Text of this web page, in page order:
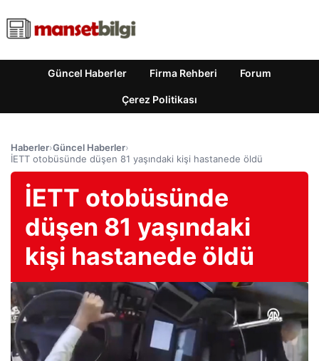
Güncel Haberler Firma Rehberi Forum
Çerez Politikası
Haberler›Güncel Haberler›
İETT otobüsünde düşen 81 yaşındaki kişi hastanede öldü
İETT otobüsünde
düşen 81 yaşındaki
kişi hastanede öldü